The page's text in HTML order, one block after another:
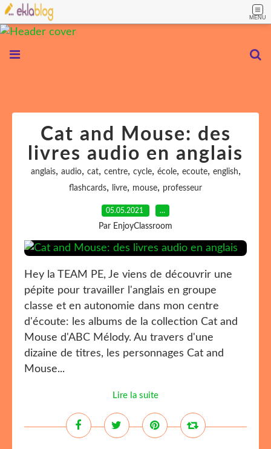
MENU
Cat and Mouse: des
livres audio en anglais
anglais, audio, cat, centre, cycle, école, ecoute, english,
flashcards, livre, mouse, professeur
05.05.2021 …
Par EnjoyClassroom
Hey la TEAM PE, Je viens de découvrir une
pépite pour travailler l'anglais en groupe
classe et en autonomie dans mon centre
d'écoute: les albums de la collection Cat and
Mouse d'ABC Mélody. Au travers d'une
dizaine de titres, les personnages Cat and
Mouse...
Lire la suite